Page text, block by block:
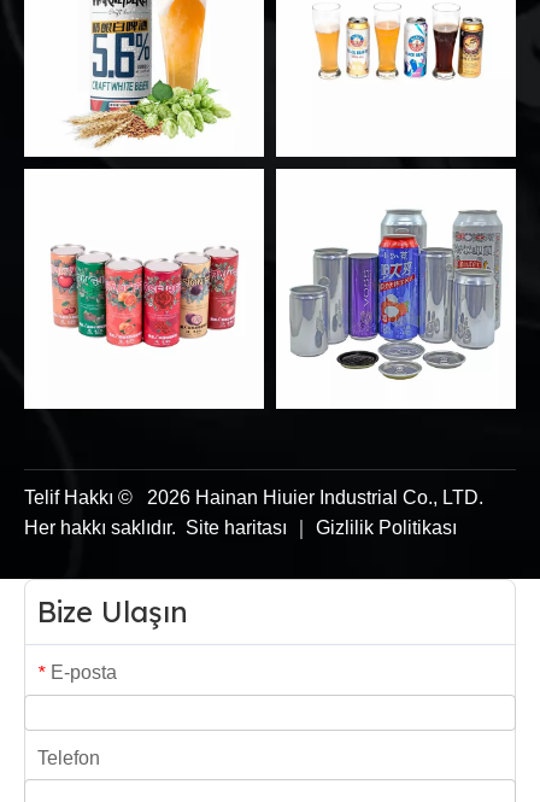
Telif Hakkı © 2026 Hainan Hiuier Industrial Co., LTD.
Her hakkı saklıdır. Site haritası Gizlilik Politikası
Bize Ulaşın
* E-posta
Telefon